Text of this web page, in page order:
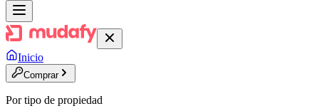
Inicio
Comprar
Por tipo de propiedad